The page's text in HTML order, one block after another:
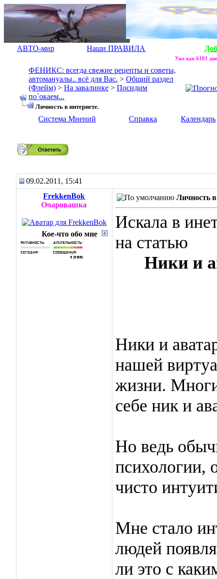
АВТО-мир Наши ПРАВИЛА
Уже как 6181
ФЕНИКС: всегда свежие рецепты и советы,
автомануалы.. всё для Вас. > Общий раздел
(Флейм) > На завалинке > Посидим
по`окаем...
Личность в интернете.
Система Мнений Справка Календарь
09.02.2011, 15:41
FrekkenBok
Очаровашка
Кое-что обо мне
Личность
Искала в
на статью
Ники и
Ники и
нашей
жизни.
себе ник и
Но ведь
психологии,
чисто
Мне стало
людей
ли это с